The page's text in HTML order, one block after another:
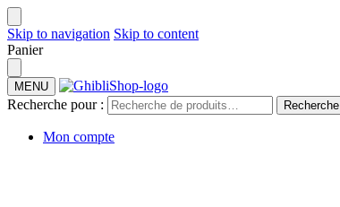
Skip to navigation Skip to content
Panier
MENU
Recherche pour : Recherche
Mon compte